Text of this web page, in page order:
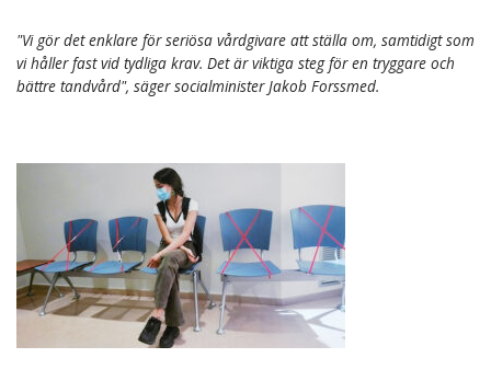
"Vi gör det enklare för seriösa vårdgivare att ställa om, samtidigt som
vi håller fast vid tydliga krav. Det är viktiga steg för en tryggare och
bättre tandvård", säger socialminister Jakob Forssmed.